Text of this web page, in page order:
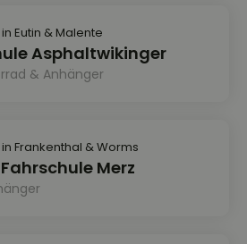
Eutin & Malente
Asphaltwikinger
& Anhänger
Frankenthal & Worms
Merz